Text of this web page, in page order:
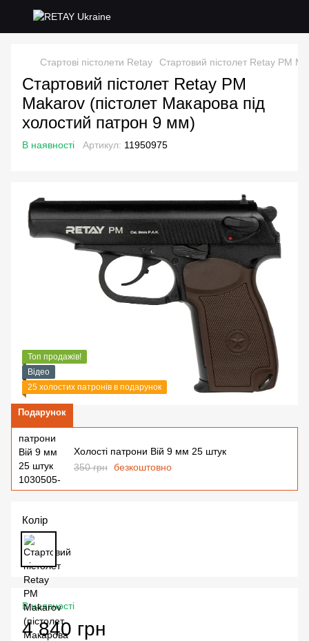
Стартові пістолети Retay Стартовий пістолет Retay PM
Стартовий пістолет Retay PM
Makarov (пістолет Макарова під
холостий патрон 9 мм)
В наявності Артикул: 11950975
Топ продажів!
Відео
25 холостих патронів в подарунок
Подарунок
Холості патрони Вій 9 мм 25 штук
350 грн безкоштовно
Колір
В наявності
4 840 грн